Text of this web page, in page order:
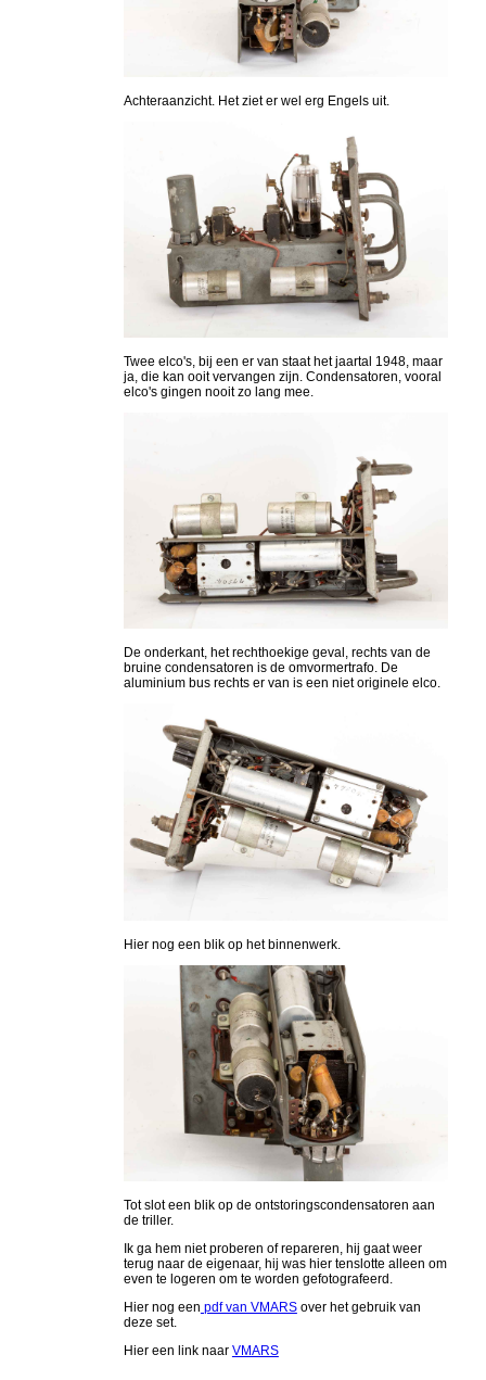
Achteraanzicht. Het ziet er wel erg Engels uit.
Twee elco's, bij een er van staat het jaartal 1948, maar
ja, die kan ooit vervangen zijn. Condensatoren, vooral
elco's gingen nooit zo lang mee.
De onderkant, het rechthoekige geval, rechts van de
bruine condensatoren is de omvormertrafo. De
aluminium bus rechts er van is een niet originele elco.
Hier nog een blik op het binnenwerk.
Tot slot een blik op de ontstoringscondensatoren aan
de triller.
Ik ga hem niet proberen of repareren, hij gaat weer
terug naar de eigenaar, hij was hier tenslotte alleen om
even te logeren om te worden gefotografeerd.
Hier nog een pdf van VMARSover het gebruik van
deze set.
Hier een link naar VMARS